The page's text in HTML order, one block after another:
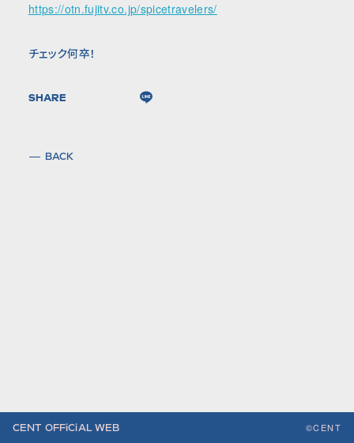
https://otn.fujitv.co.jp/spicetravelers/
チェック何卒！
SHARE
BACK
CENT OFFiCiAL WEB ©CENT